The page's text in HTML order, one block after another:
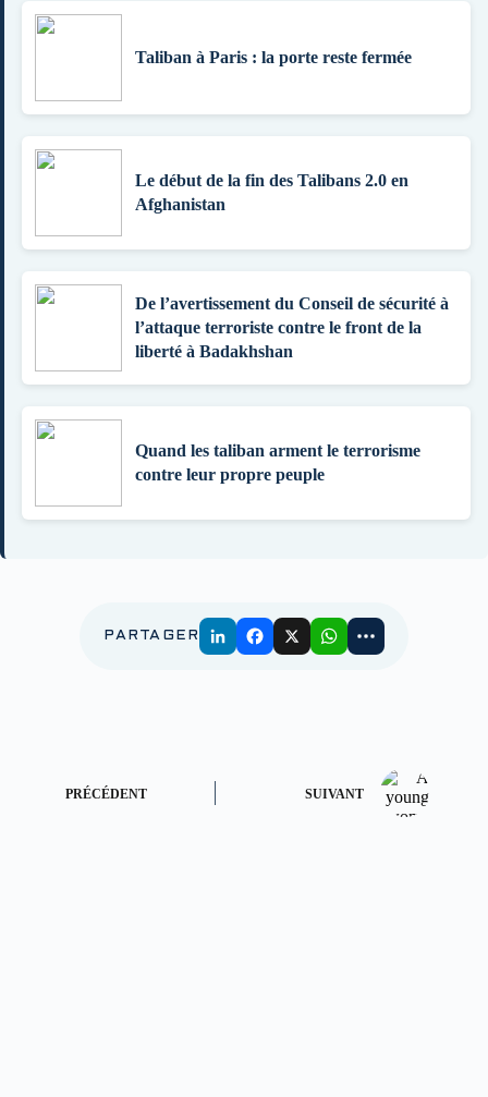
Taliban à Paris : la porte reste fermée
Le début de la fin des Talibans 2.0 en
Afghanistan
De l’avertissement du Conseil de sécurité à
l’attaque terroriste contre le front de la
liberté à Badakhshan
Quand les taliban arment le terrorisme
contre leur propre peuple
PARTAGER
PRÉCÉDENT SUIVANT